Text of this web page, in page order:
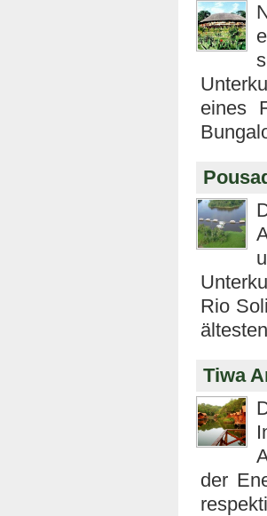
eines
Rio
Tiwa
der